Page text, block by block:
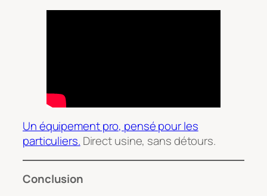
Un équipement pro, pensé pour les
particuliers. Direct usine, sans détours.
Conclusion